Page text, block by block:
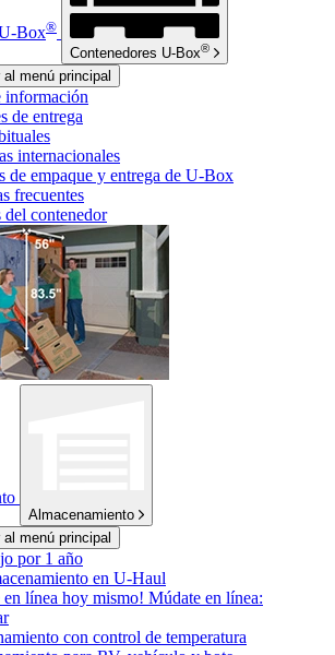
Box®
Contenedores U-Box®
al menú principal
información
de entrega
internacionales
de empaque y entrega de U-Box
frecuentes
del contenedor
Almacenamiento
al menú principal
por 1 año
en U-Haul
en línea hoy mismo! Múdate en línea:
con control de temperatura